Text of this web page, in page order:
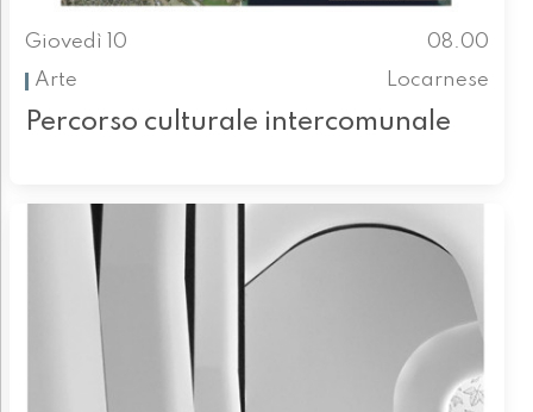
Giovedì 10
08.00
Arte
Locarnese
Percorso culturale intercomunale